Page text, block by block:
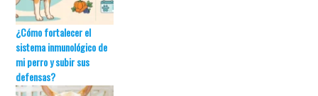
¿Cómo fortalecer el
sistema inmunológico de
mi perro y subir sus
defensas?